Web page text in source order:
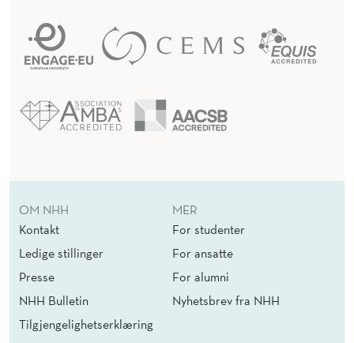
OM NHH
Kontakt
Ledige stillinger
Presse
NHH Bulletin
Tilgjengelighetserklæring
MER
For studenter
For ansatte
For alumni
Nyhetsbrev fra NHH